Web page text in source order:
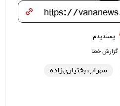
پسندیدم
گزارش خطا
سهراب بختیاری زاده